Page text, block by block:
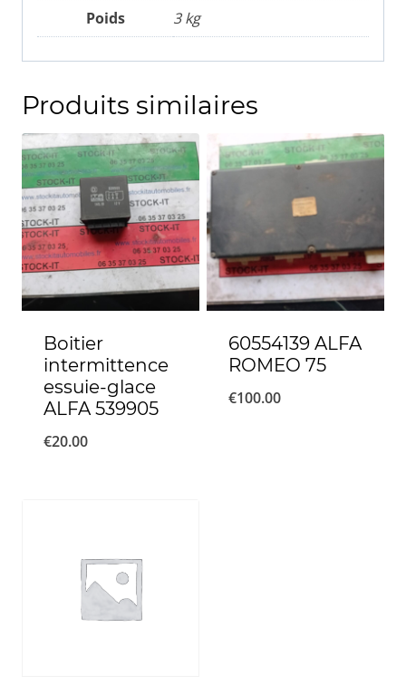
Poids 3 kg
Produits similaires
Boitier
intermittence
essuie-glace
ALFA 539905
€20.00
60554139 ALFA
ROMEO 75
€100.00